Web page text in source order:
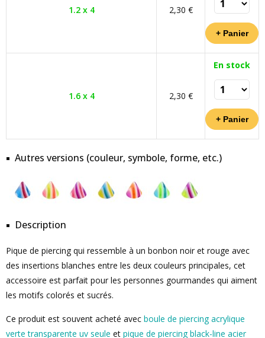
1.2 x 4 2,30 €
1.6 x 4 2,30 €
En stock
Autres versions (couleur, symbole, forme, etc.)
Description
Pique de piercing qui ressemble à un bonbon noir et rouge avec
des insertions blanches entre les deux couleurs principales, cet
accessoire est parfait pour les personnes gourmandes qui aiment
les motifs colorés et sucrés.
Ce produit est souvent acheté avec boule de piercing acrylique
verte transparente uv seule et pique de piercing black-line acier